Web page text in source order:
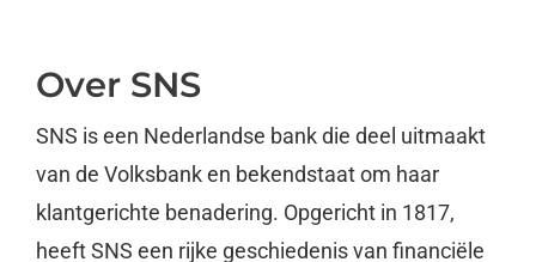
Over SNS
SNS is een Nederlandse bank die deel uitmaakt
van de Volksbank en bekendstaat om haar
klantgerichte benadering. Opgericht in 1817,
heeft SNS een rijke geschiedenis van financiële